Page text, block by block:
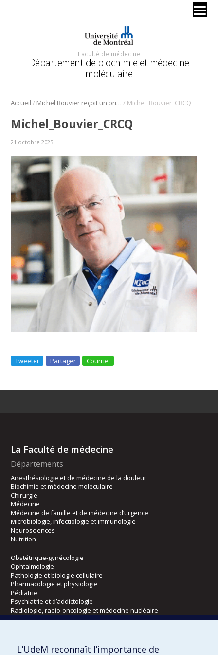
Faculté de médecine
Département de biochimie et médecine
moléculaire
Accueil / Michel Bouvier reçoit un prix du CRCQ / Michel_Bouvier_CRCQ
Michel_Bouvier_CRCQ
21 octobre 2025
Tweeter Partager Courriel
La Faculté de médecine
Départements
Anesthésiologie et de médecine de la douleur
Biochimie et médecine moléculaire
Chirurgie
Médecine
Médecine de famille et de médecine d’urgence
Microbiologie, infectiologie et immunologie
Neurosciences
Nutrition
Obstétrique-gynécologie
Ophtalmologie
Pathologie et biologie cellulaire
Pharmacologie et physiologie
Pédiatrie
Psychiatrie et d’addictologie
Radiologie, radio-oncologie et médecine nucléaire
Écoles
L’UdeM reconnaît l’importance de